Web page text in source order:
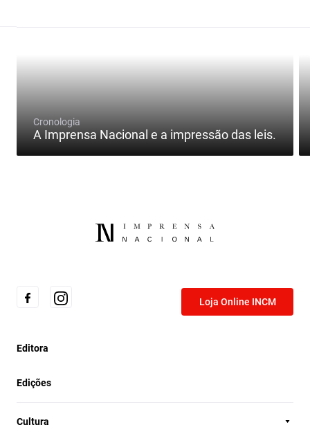
Cronologia
A Imprensa Nacional e a impressão das leis.
Loja Online INCM
Editora
Edições
Cultura